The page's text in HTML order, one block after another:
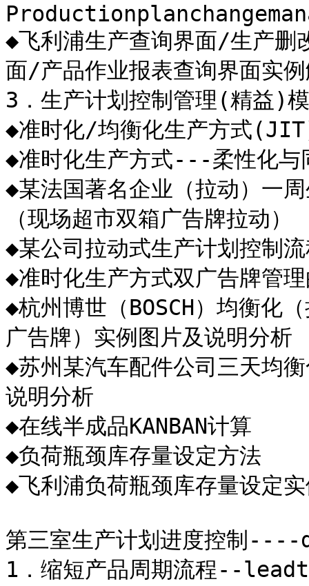
◆飞利浦生产查询界面/生产删
面/产品作业报表查询界面实
3．生产计划控制管理(精益)
◆准时化/均衡化生产方式
◆准时化生产方式---柔性化与
◆某法国著名企业（拉动）一
（现场超市双箱广告牌拉动）
◆某公司拉动式生产计划控制
◆准时化生产方式双广告牌管
◆杭州博世（BOSCH）均衡化
广告牌）实例图片及说明分析
◆苏州某汽车配件公司三天均
说明分析
◆在线半成品KANBAN计算
◆负荷瓶颈库存量设定方法
◆飞利浦负荷瓶颈库存量设定
第三室生产计划进度控制
1．缩短产品周期流程--